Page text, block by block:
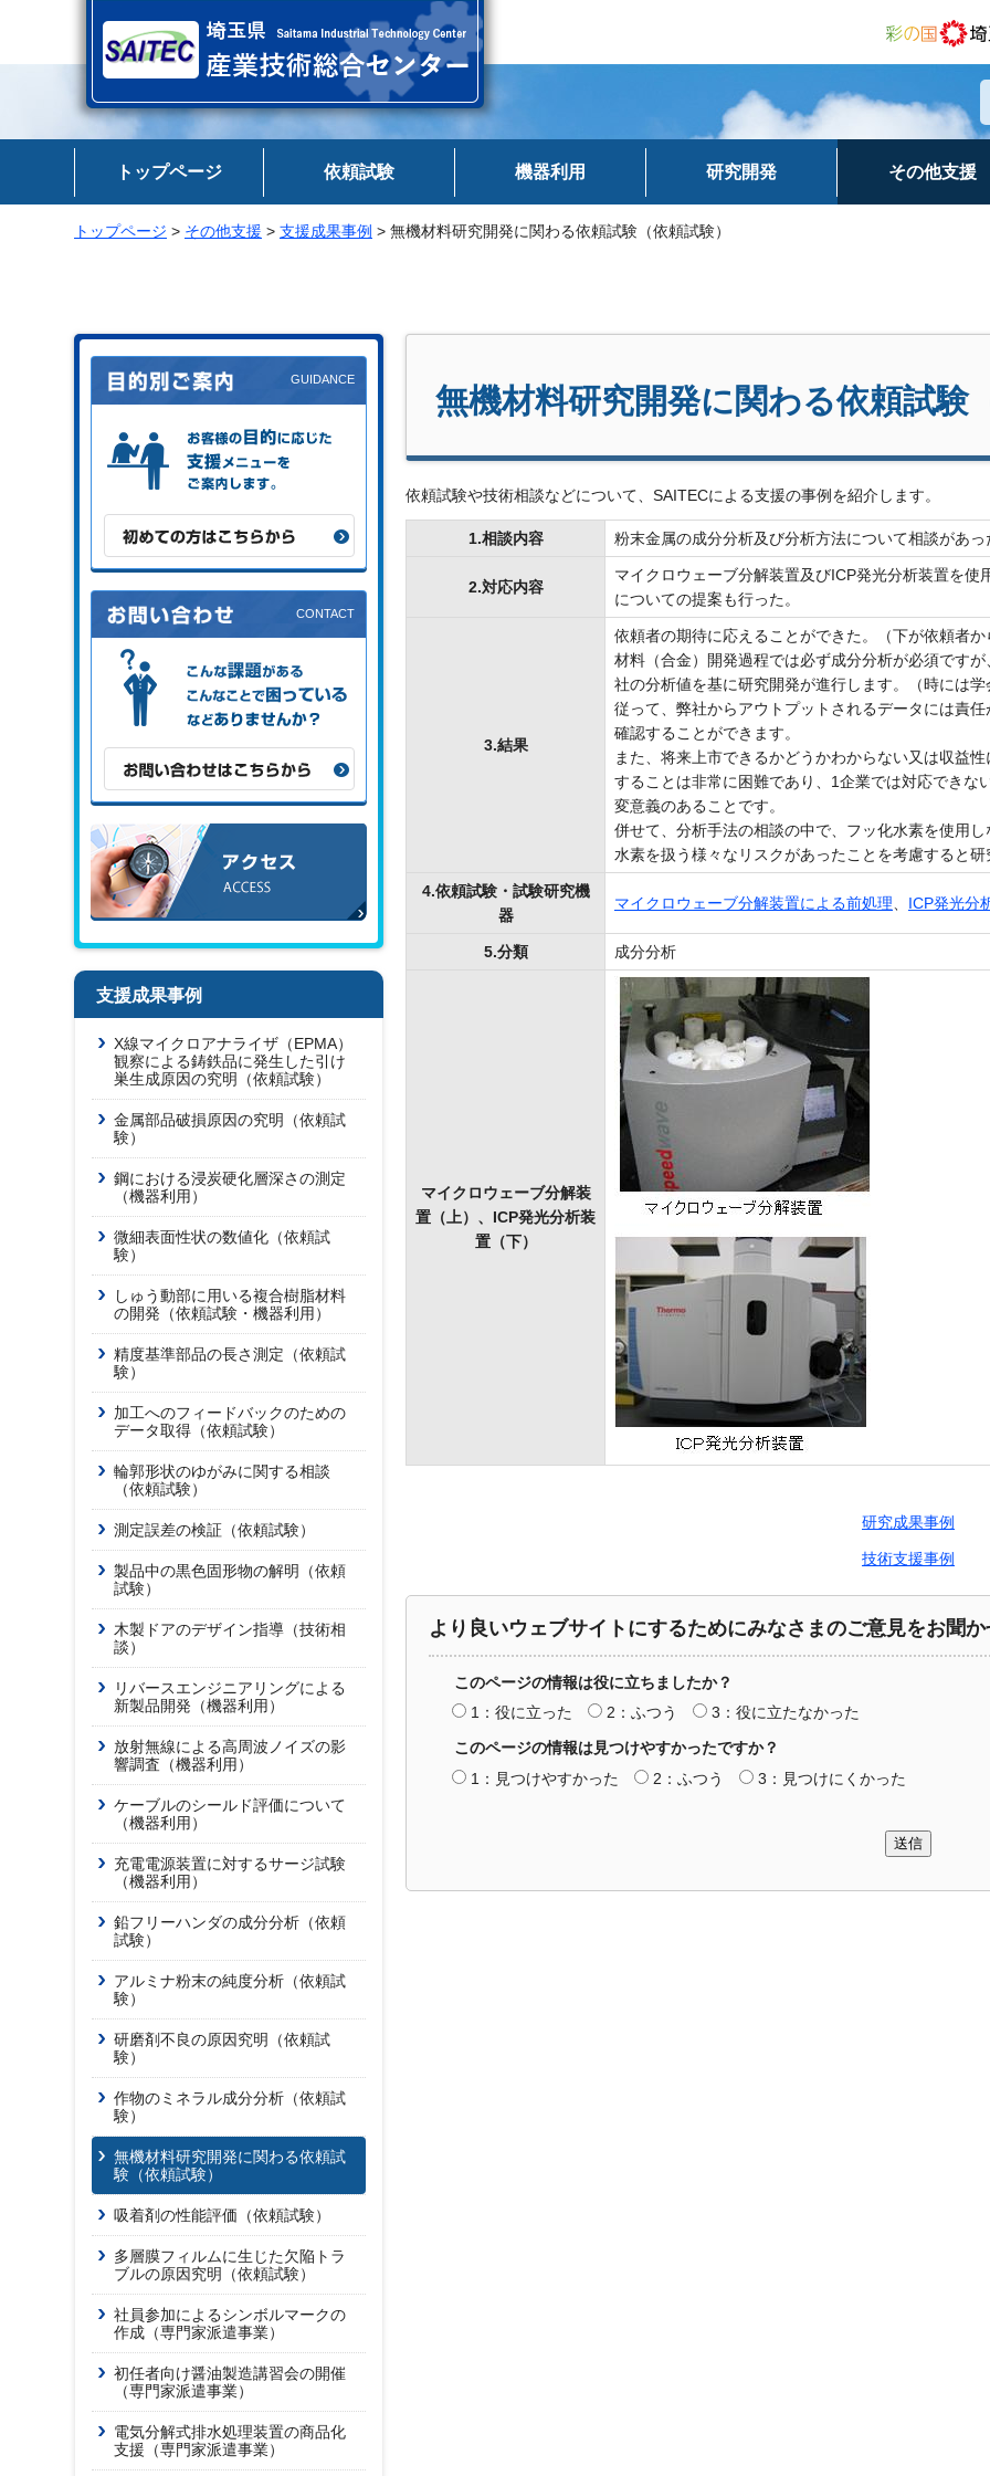
トップページ 依頼試験 機器利用 研究開発 その他支援
トップページ > その他支援 > 支援成果事例 > 無機材料研究開発に関わる依頼試験（依頼試験）
お客様の目的に応じた支援メニュー
をご案内します。
初めての方はこちらから
こんな課題がある、こんなことで困
っている、などありませんか？
お問い合わせはこちらから
アクセス
支援成果事例
X線マイクロアナライザ（EPMA）
観察による鋳鉄品に発生した引け
巣生成原因の究明（依頼試験）
金属部品破損原因の究明（依頼試
験）
鋼における浸炭硬化層深さの測定
（機器利用）
微細表面性状の数値化（依頼試
験）
しゅう動部に用いる複合樹脂材料
の開発（依頼試験・機器利用）
精度基準部品の長さ測定（依頼試
験）
加工へのフィードバックのための
データ取得（依頼試験）
輪郭形状のゆがみに関する相談
（依頼試験）
測定誤差の検証（依頼試験）
製品中の黒色固形物の解明（依頼
試験）
木製ドアのデザイン指導（技術相
談）
リバースエンジニアリングによる
新製品開発（機器利用）
放射無線による高周波ノイズの影
響調査（機器利用）
ケーブルのシールド評価について
（機器利用）
充電電源装置に対するサージ試験
（機器利用）
鉛フリーハンダの成分分析（依頼
試験）
アルミナ粉末の純度分析（依頼試
験）
研磨剤不良の原因究明（依頼試
験）
作物のミネラル成分分析（依頼試
験）
無機材料研究開発に関わる依頼試
験（依頼試験）
吸着剤の性能評価（依頼試験）
多層膜フィルムに生じた欠陥トラ
ブルの原因究明（依頼試験）
社員参加によるシンボルマークの
作成（専門家派遣事業）
初任者向け醤油製造講習会の開催
（専門家派遣事業）
電気分解式排水処理装置の商品化
支援（専門家派遣事業）
無機材料研究開発に関わる依頼試験
依頼試験や技術相談などについて、SAITECによる支援の事例を紹介します。
1.相談内容 粉末金属の成分分析及び分析方法について相談があっ
2.対応内容
マイクロウェーブ分解装置及びICP発光分析装置を
についての提案も行った。
3.結果
依頼者の期待に応えることができた。（下が依頼者か
材料（合金）開発過程では必ず成分分析が必須です
社の分析値を基に研究開発が進行します。（時には学
従って、弊社からアウトプットされるデータには責
確認することができます。
また、将来上市できるかどうかわからない又は収益
することは非常に困難であり、1企業では対応でき
変意義のあることです。
併せて、分析手法の相談の中で、フッ化水素を使用
水素を扱う様々なリスクがあったことを考慮すると研
4.依頼試験・試験研究機
器
マイクロウェーブ分解装置による前処理 ICP発光分
5.分類 成分分析
マイクロウェーブ分解装
置（上）、ICP発光分析装
置（下）
研究成果事例
技術支援事例
より良いウェブサイトにするためにみなさまのご意見をお聞
このページの情報は役に立ちましたか？
1：役に立った
2：ふつう
3：役に立たなかった
このページの情報は見つけやすかったですか？
1：見つけやすかった
2：ふつう 3：見つけにくかった
送信